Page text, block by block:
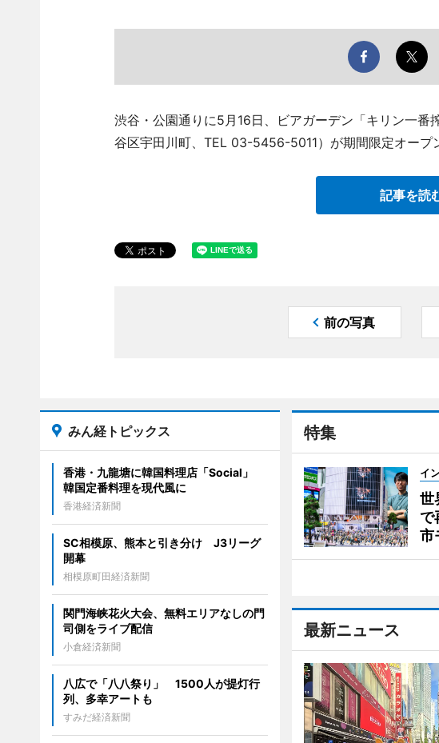
渋谷・公園通りに5月16日、ビアガーデン「キリン一
谷区宇田川町、TEL 03-5456-5011）が期間限定オープ
記事を読
前の写真
特集
イ
世
で
市
最新ニュース
みん経トピックス
香港・九龍塘に韓国料理店「Social」
韓国定番料理を現代風に
香港経済新聞
SC相模原、熊本と引き分け J3リーグ
開幕
相模原町田経済新聞
関門海峡花火大会、無料エリアなしの門
司側をライブ配信
小倉経済新聞
八広で「八八祭り」 1500人が提灯行
列、多幸アートも
すみだ経済新聞